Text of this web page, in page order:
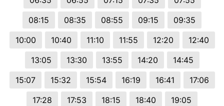
08:15
08:35 08:55 09:15
09:35
10:00
10:40 11:10 11:55 12:20
12:40
13:05
13:30 13:55 14:20
14:45
15:07
15:32 15:54 16:19 16:41
17:06
17:28
17:53 18:15 18:40
19:05